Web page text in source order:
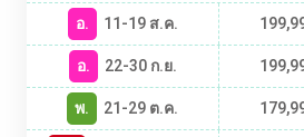
อ. 11-19 ส.ค.
อ.
22-30 ก.ย.
พ.
21-29 ต.ค.